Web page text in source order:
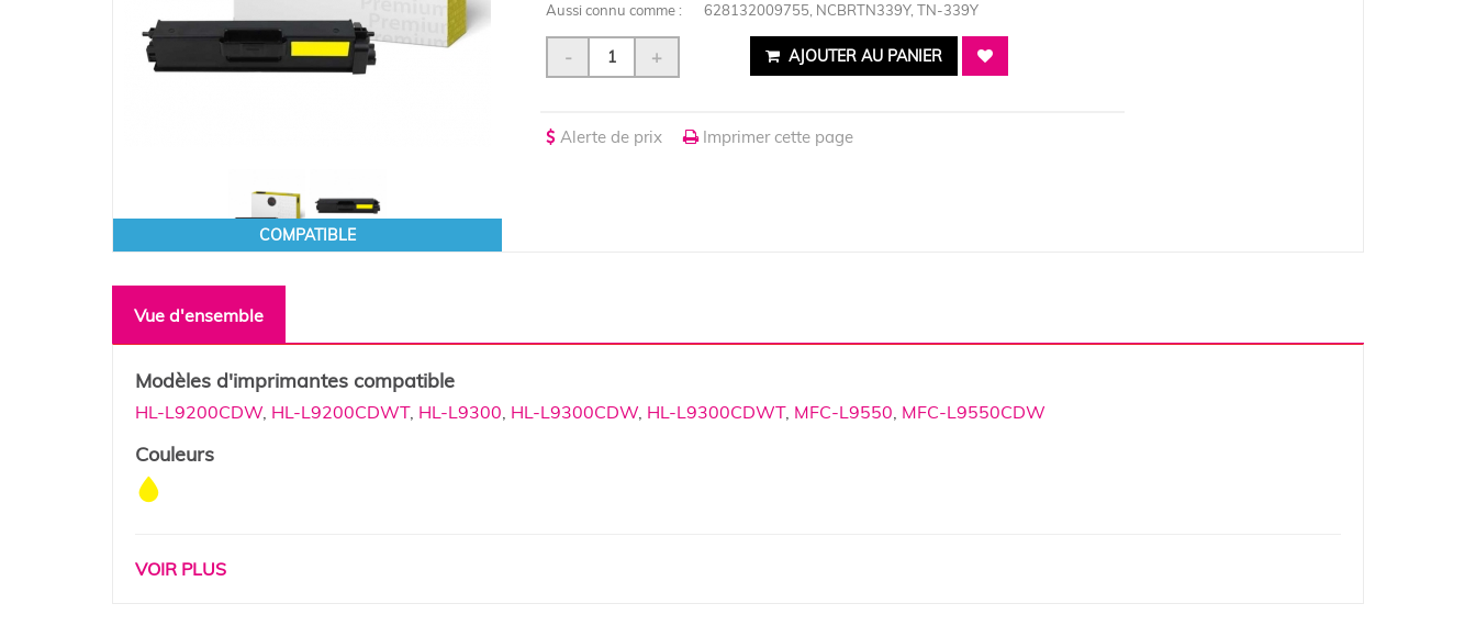
COMPATIBLE
Aussi connu comme : 628132009755, NCBRTN339Y, TN-339Y
- + AJOUTER AU PANIER
Alerte de prix Imprimer cette page
Vue d'ensemble
Modèles d'imprimantes compatible
HL-L9200CDW, HL-L9200CDWT, HL-L9300, HL-L9300CDW, HL-L9300CDWT, MFC-L9550, MFC-L9550CDW
Couleurs
VOIR PLUS